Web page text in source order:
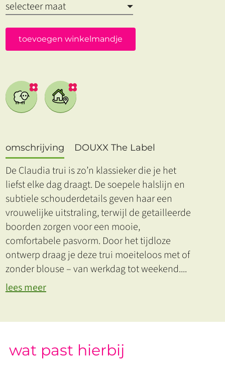
toevoegen winkelmandje
omschrijving DOUXX The Label
De Claudia trui is zo’n klassieker die je het
liefst elke dag draagt. De soepele halslijn en
subtiele schouderdetails geven haar een
vrouwelijke uitstraling, terwijl de getailleerde
boorden zorgen voor een mooie,
comfortabele pasvorm. Door het tijdloze
ontwerp draag je deze trui moeiteloos met of
zonder blouse – van werkdag tot weekend....
lees meer
wat past hierbij